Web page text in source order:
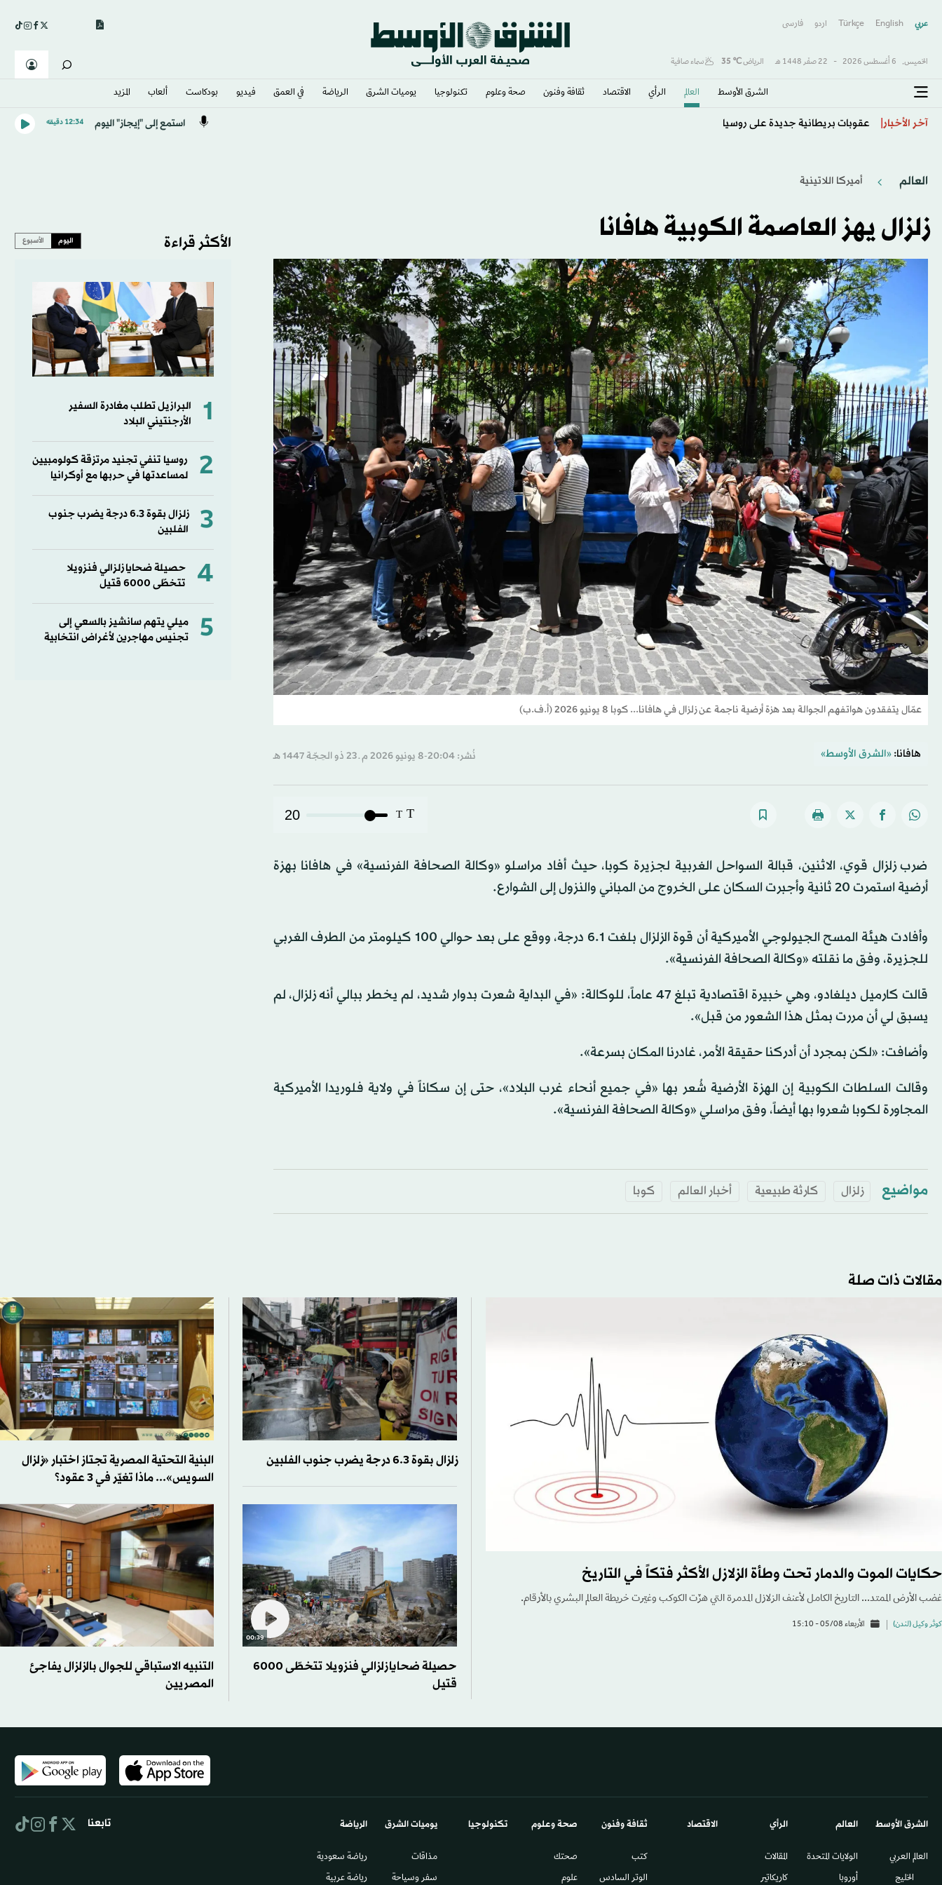
عربي English
Türkçe اردو فارسى
الخميس, 6 أغسطس 2026 - 22 صفَر 1448 هـ الرياض℃
35 سماء صافية
الشرق الأوسط​ العالم الرأي الاقتصاد ثقافة وفنون صحة وعلوم تكنولوجيا يوميات الشرق​ الرياضة في العمق فيديو بودكاست ألعاب المزيد
آخر الأخبار
عشرات القتلى والجرحى في قصف على مأرب وحضرموت
استمع إلى "إيجاز" اليوم 12:34 دقيقه
العالم أميركا اللاتينية
زلزال يهز العاصمة الكوبية هافانا
عمّال يتفقدون هواتفهم الجوالة بعد هزة أرضية ناجمة عن زلزال في هافانا... كوبا 8 يونيو 2026 (أ.ف.ب)
هافانا: «الشرق الأوسط» نُشر: 20:04-8 يونيو 2026 م ـ 23 ذو الحِجّة 1447 هـ
T
T
20
ضرب زلزال قوي، الاثنين، قبالة السواحل الغربية لجزيرة كوبا، حيث أفاد مراسلو «وكالة الصحافة الفرنسية» في هافانا بهزة
أرضية استمرت 20 ثانية وأجبرت السكان على الخروج من المباني والنزول إلى الشوارع.
وأفادت هيئة المسح الجيولوجي الأميركية أن قوة الزلزال بلغت 6.1 درجة، ووقع على بعد حوالي 100 كيلومتر من الطرف الغربي
للجزيرة، وفق ما نقلته «وكالة الصحافة الفرنسية».
قالت كارميل ديلغادو، وهي خبيرة اقتصادية تبلغ 47 عاماً، للوكالة: «في البداية شعرت بدوار شديد، لم يخطر ببالي أنه زلزال، لم
يسبق لي أن مررت بمثل هذا الشعور من قبل».
وأضافت: «لكن بمجرد أن أدركنا حقيقة الأمر، غادرنا المكان بسرعة».
وقالت السلطات الكوبية إن الهزة الأرضية شُعر بها «في جميع أنحاء غرب البلاد»، حتى إن سكاناً في ولاية فلوريدا الأميركية
المجاورة لكوبا شعروا بها أيضاً، وفق مراسلي «وكالة الصحافة الفرنسية».
مواضيع زلزال كارثة طبيعية أخبار العالم كوبا
الأكثر قراءة اليوم الأسبوع
1
البرازيل تطلب مغادرة السفير
الأرجنتيني البلاد
2
روسيا تنفي تجنيد مرتزقة كولومبيين
لمساعدتها في حربها مع أوكرانيا
3
زلزال بقوة 6.3 درجة يضرب جنوب
الفلبين
4
حصيلة ضحايا زلزالي فنزويلا
تتخطّى 6000 قتيل
5
ميلي يتهم سانشيز بالسعي إلى
تجنيس مهاجرين لأغراض انتخابية
مقالات ذات صلة
حكايات الموت والدمار تحت وطأة الزلازل الأكثر فتكاً في التاريخ
غضب الأرض الممتد... التاريخ الكامل لأعنف الزلازل المدمرة التي هزّت الكوكب وغيّرت خريطة العالم البشري بالأرقام.
كوثر وكيل (لندن) الأربعاء 05/08 - 15:10
زلزال بقوة 6.3 درجة يضرب جنوب الفلبين
البنية التحتية المصرية تجتاز اختبار «زلزال
السويس»... ماذا تغيّر في 3 عقود؟
00:39
حصيلة ضحايا زلزالي فنزويلا تتخطّى 6000
قتيل
التنبيه الاستباقي للجوال بالزلزال يفاجئ
المصريين
الشرق الأوسط​
العالم العربي
الخليج
العالم
الولايات المتحدة
أوروبا
الرأي
المقالات
كاريكاتير
الاقتصاد ثقافة وفنون
كتب
الوتر السادس​
صحة وعلوم
صحتك
علوم
تكنولوجيا يوميات الشرق​
مذاقات
سفر وسياحة
الرياضة
رياضة سعودية
رياضة عربية
تابعنا